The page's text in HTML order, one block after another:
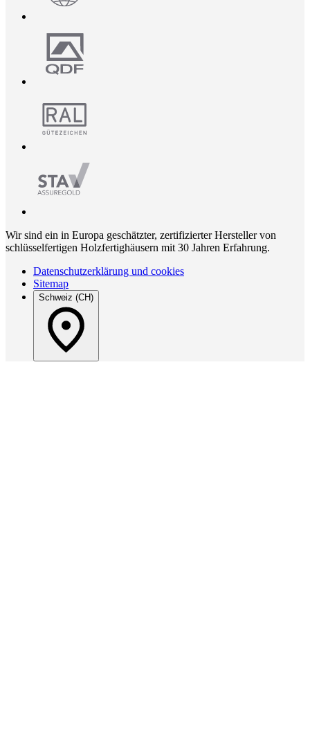
Wir sind ein in Europa geschätzter, zertifizierter Hersteller von
schlüsselfertigen Holzfertighäusern mit 30 Jahren Erfahrung.
Datenschutzerklärung und cookies
Sitemap
Schweiz (CH)